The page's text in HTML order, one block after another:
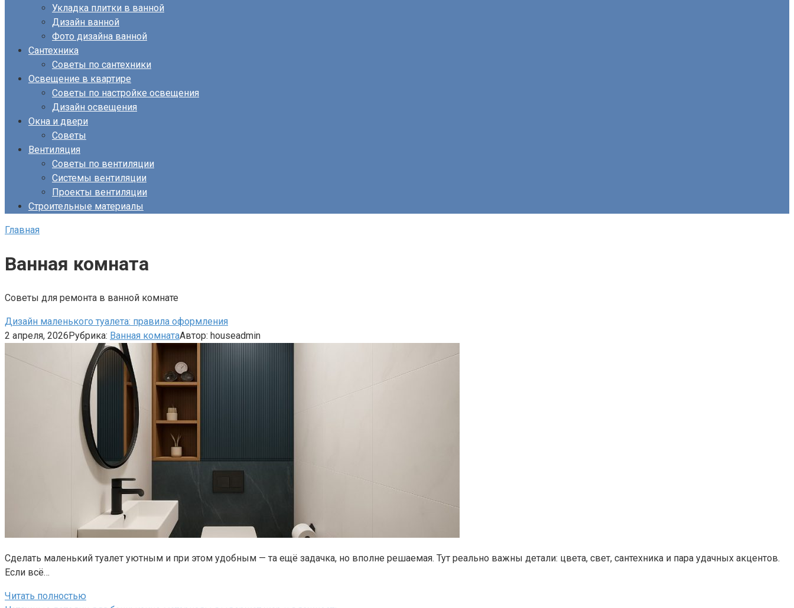
Укладка плитки в ванной
Дизайн ванной
Фото дизайна ванной
Сантехника
Советы по сантехники
Освещение в квартире
Советы по настройке освещения
Дизайн освещения
Окна и двери
Советы
Вентиляция
Советы по вентиляции
Системы вентиляции
Проекты вентиляции
Строительные материалы
Главная
Ванная комната
Советы для ремонта в ванной комнате
Дизайн маленького туалета: правила оформления
2 апреля, 2026Рубрика: Ванная комнатаАвтор: houseadmin
Сделать маленький туалет уютным и при этом удобным — та ещё задачка, но вполне решаемая. Тут реально важны детали: цвета, свет, сантехника и пара удачных акцентов.
Если всё…
Читать полностью